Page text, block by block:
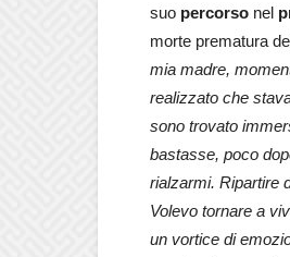
suo percorso nel
morte prematura
mia madre,
realizzato che
sono trovato
bastasse, poco
rialzarmi. Ripartire
Volevo tornare a
un vortice di